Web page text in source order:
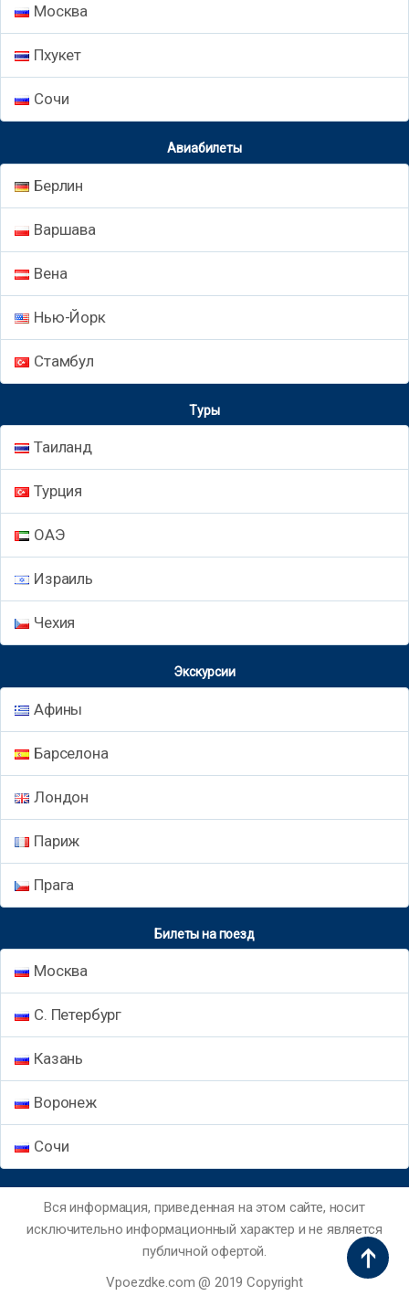
Москва
Пхукет
Сочи
Авиабилеты
Берлин
Варшава
Вена
Нью-Йорк
Стамбул
Туры
Таиланд
Турция
ОАЭ
Израиль
Чехия
Экскурсии
Афины
Барселона
Лондон
Париж
Прага
Билеты на поезд
Москва
С. Петербург
Казань
Воронеж
Сочи
Вся информация, приведенная на этом сайте, носит
исключительно информационный характер и не является
публичной офертой.
Vpoezdke.com @ 2019 Copyright